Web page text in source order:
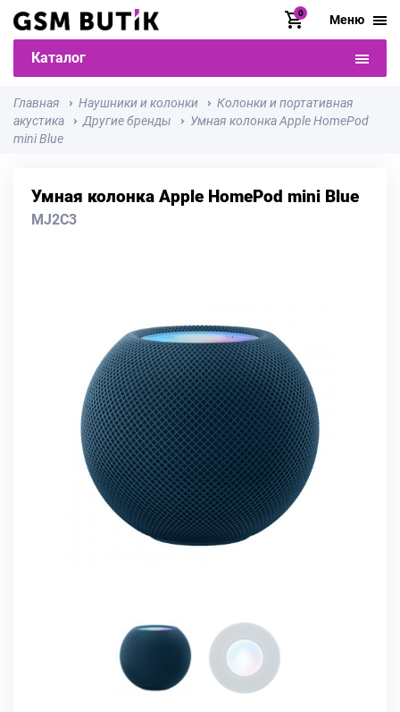
0 Меню
Каталог
Главная Наушники и колонки
Колонки и портативная
акустика
Другие бренды
Умная колонка Apple HomePod
mini Blue
Умная колонка Apple HomePod mini Blue
MJ2C3